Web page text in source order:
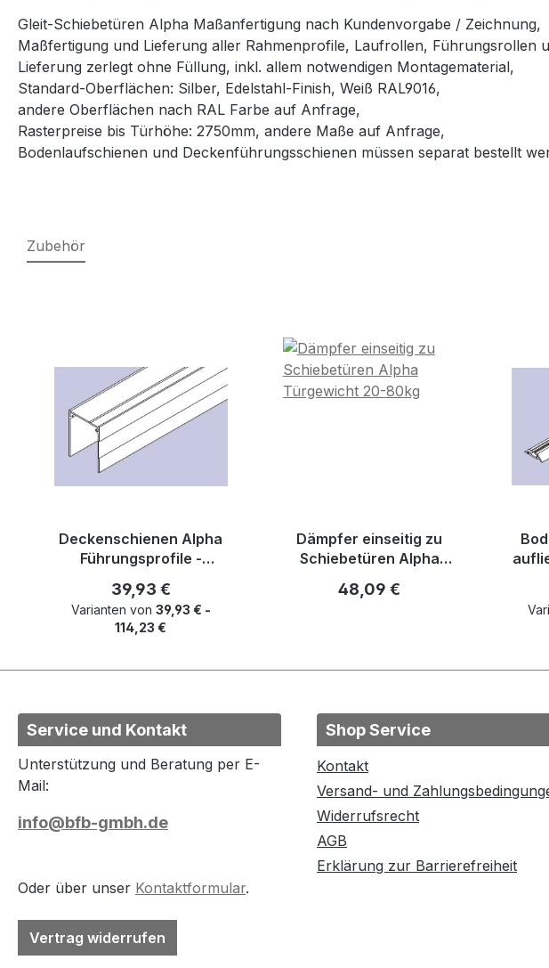
Gleit-Schiebetüren Alpha Maßanfertigung nach Kundenvorgabe / Zeichnung,
Maßfertigung und Lieferung aller Rahmenprofile, Laufrollen, Führungsrollen
Lieferung zerlegt ohne Füllung, inkl. allem notwendigen Montagematerial,
Standard-Oberflächen: Silber, Edelstahl-Finish, Weiß RAL9016,
andere Oberflächen nach RAL Farbe auf Anfrage,
Rasterpreise bis Türhöhe: 2750mm, andere Maße auf Anfrage,
Bodenlaufschienen und Deckenführungsschienen müssen separat bestellt
Zubehör
Deckenschienen Alpha
Führungsprofile -
Regulärer Preis:
39,93 €
Varianten von 39,93 € -
114,23 €
Dämpfer einseitig zu
Schiebetüren Alpha
Regulärer Preis:
48,09 €
Service und Kontakt
Unterstützung und Beratung per E-
Mail:
info@bfb-gmbh.de
Oder über unser Kontaktformular.
Vertrag widerrufen
Shop Service
Kontakt
Versand- und
Widerrufsrecht
AGB
Erklärung zur Barrierefreiheit